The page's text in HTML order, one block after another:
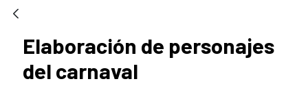
Elaboración de personajes
del carnaval